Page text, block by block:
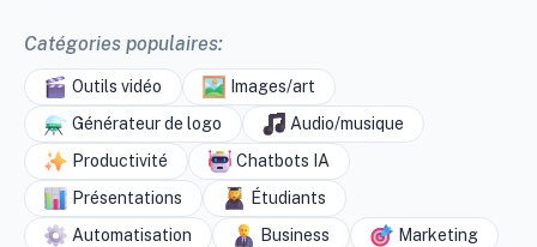
Catégories populaires:
Outils vidéo
Images/art
Générateur de logo
Audio/musique
Productivité
Chatbots IA
Présentations
Étudiants
Automatisation
Business
Marketing